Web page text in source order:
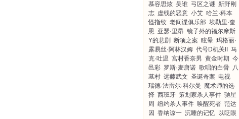
慕容思炫 吴谁 弓区之谜 新野刚
志 虚线的恶意 小艾 哈兰·科本
怪指纹 老间谍俱乐部 埃勒里·奎
恩 亚瑟·里昂 镜子外的福尔摩斯
Y的悲剧
断项之案 眩晕 玛格丽·
露易丝·阿林汉姆 代号D机关II
马
克·吐温 宫村香奈男 黄金时期 今
邑彩 罗斯·麦唐诺 歌唱的白骨 八
墓村 远藤武文 圣诞奇案 电视
瑞德·法雷尔·科尔曼 魔术师的选
择 西班牙 策划家杀人事件 驰星
周 纽约杀人事件 唤醒死者 范达
因 香纳谅一 沉睡的记忆 以眨眼